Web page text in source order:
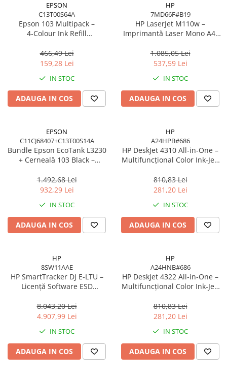
USB & Card Readers
Cititoare de Carduri Usb
Accesspoints & Controllere
Antene rețea
Modemuri
Routere
Network Accessories
Alte Accesorii Rețelistică
Plăci de Rețea & Adaptoare
Surse de alimentare rețelistică
Smart Home
Accesorii Smart Home
Smart Security
Telecom & Wearables
Încărcătoare & Powerbank
Server, Storage & UPS
Accesorii Server, Stocare & UPS
Accesorii Rack-uri
Accesorii Ups & Baterii
Servere, Stocare - alte accesorii
Accesorii Server, Stocare & UPS
NAS
EPSON
C13T00S64A
Epson 103 Multipack –
4‑Colour Ink Refill
EcoTank, 4500/7500 pagini
466,49 Lei
159,28 Lei
IN STOC
ADAUGA IN COS
HP
7MD66F#B19
HP LaserJet M110w –
Imprimantă Laser Mono A4,
LE
1.085,05 Lei
537,59 Lei
IN STOC
ADAUGA IN COS
EPSON
C11CJ68407+C13T00S14A
Bundle Epson EcoTank L3230
+ Cerneală 103 Black –
5760 dpi, USB
1.492,68 Lei
932,29 Lei
IN STOC
ADAUGA IN COS
HP
A24HPB#686
HP DeskJet 4310 All‑in‑One –
Multifuncțional Color Ink‑Jet,
Wi‑Fi, USB, Bluetooth
810,83 Lei
281,20 Lei
IN STOC
ADAUGA IN COS
HP
8SW11AAE
HP SmartTracker DJ E‑LTU –
Licență Software ESD
T/Z Series
8.043,20 Lei
4.907,99 Lei
IN STOC
ADAUGA IN COS
HP
A24HNB#686
HP DeskJet 4322 All‑in‑One –
Multifuncțional Color Ink‑Jet,
Wi‑Fi, USB
810,83 Lei
281,20 Lei
IN STOC
ADAUGA IN COS